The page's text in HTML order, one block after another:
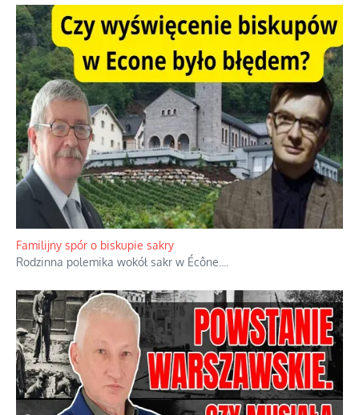
Familijny spór o biskupie sakry
Rodzinna polemika wokół sakr w Écône.